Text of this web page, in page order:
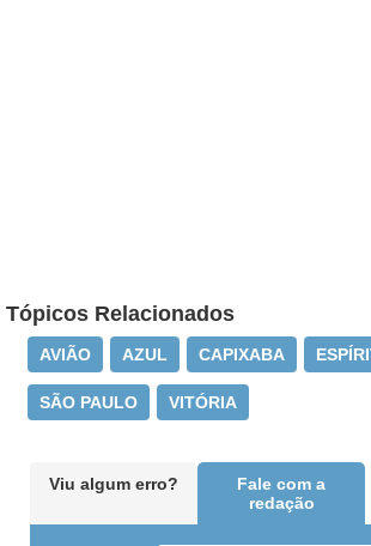
Tópicos Relacionados
AVIÃO AZUL CAPIXABA
SÃO PAULO VITÓRIA
Viu algum erro?
Fale com a
redação